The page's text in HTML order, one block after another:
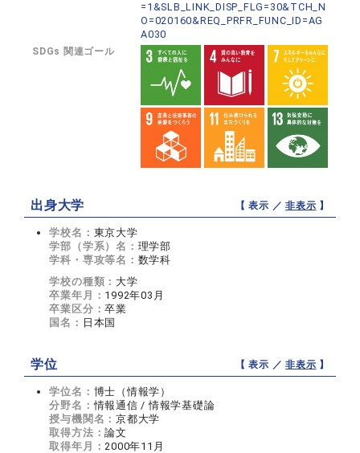
=1&SLB_LINK_DISP_FLG=30&TCH_N
O=020160&REQ_PRFR_FUNC_ID=AG
A030
SDGs 関連ゴール
出身大学 【 表示 ／非表示 】
学校名： 東京大学
学部（学系）名： 理学部
学科・専攻等名： 数学科
学校の種類： 大学
卒業年月： 1992年03月
卒業区分：卒業
国名： 日本国
学位 【 表示 ／非表示 】
学位名： 博士（情報学）
分野名：情報通信 / 情報学基礎論
授与機関名：京都大学
取得方法：論文
取得年月：2000年11月